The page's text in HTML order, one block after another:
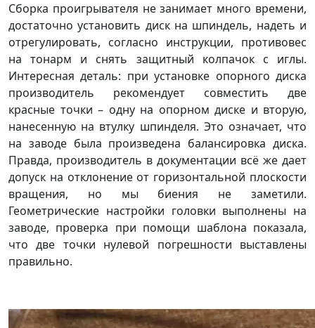
Сборка проигрывателя не занимает много времени,
достаточно установить диск на шпиндель, надеть и
отрегулировать, согласно инструкции, противовес
на тонарм и снять защитный колпачок с иглы.
Интересная деталь: при установке опорного диска
производитель рекомендует совместить две
красные точки – одну на опорном диске и вторую,
нанесенную на втулку шпинделя. Это означает, что
на заводе была произведена балансировка диска.
Правда, производитель в документации всё же дает
допуск на отклонение от горизонтальной плоскости
вращения, но мы биения не заметили.
Геометрические настройки головки выполнены на
заводе, проверка при помощи шаблона показала,
что две точки нулевой погрешности выставлены
правильно.